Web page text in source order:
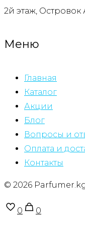
2й этаж, Островок
Меню
Главная
Каталог
Акции
Блог
Вопросы и
Оплата и
Контакты
© 2026
0 0